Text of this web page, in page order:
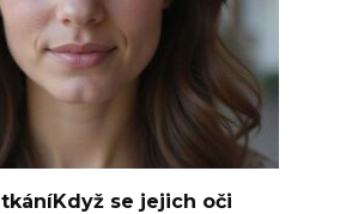
se jejich oči